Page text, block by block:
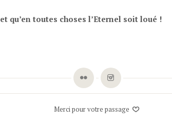
qu’en toutes choses l’Eternel soit loué !
Merci pour votre passage